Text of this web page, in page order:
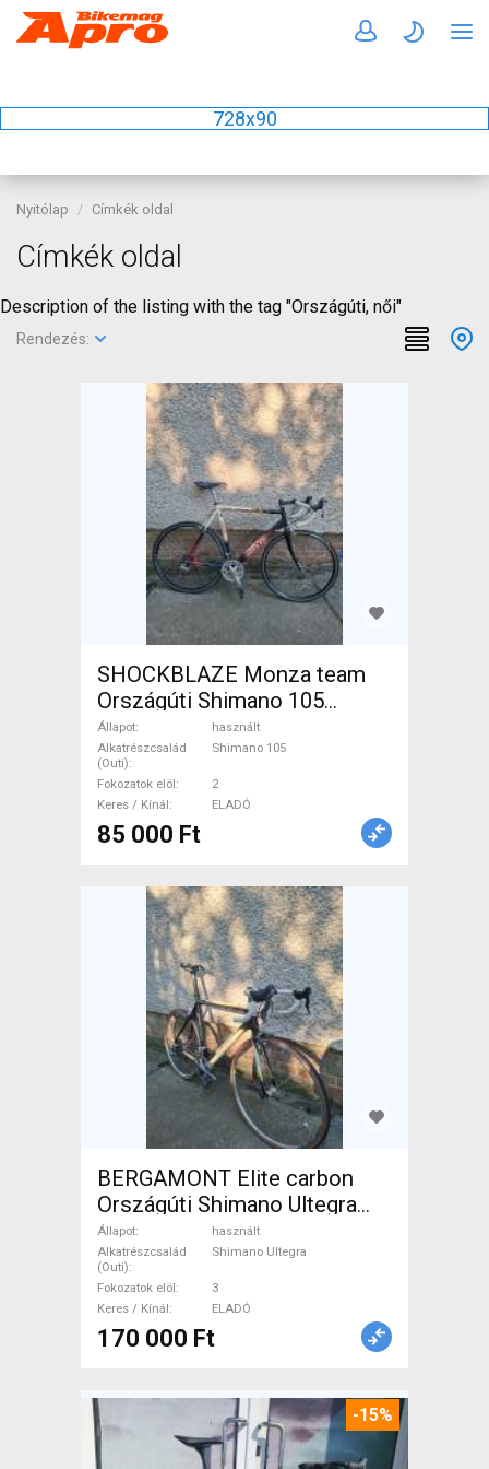
728x90
Nyitólap Címkék oldal
Címkék oldal
Description of the listing with the tag "Országúti, női"
Rendezés:
SHOCKBLAZE Monza team
Országúti Shimano 105
patkófék használt ELADÓ
Állapot
használt
Alkatrészcsalád
(Outi)
Shimano 105
Fokozatok elöl
2
Keres / Kínál
ELADÓ
85 000 Ft
BERGAMONT Elite carbon
Országúti Shimano Ultegra
patkófék használt ELADÓ
Állapot
használt
Alkatrészcsalád
(Outi)
Shimano Ultegra
Fokozatok elöl
3
Keres / Kínál
ELADÓ
170 000 Ft
-15%